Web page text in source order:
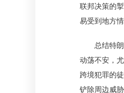
联邦决策的
易受到地方情
总结特
动荡不安，
跨境犯罪的
铲除周边威